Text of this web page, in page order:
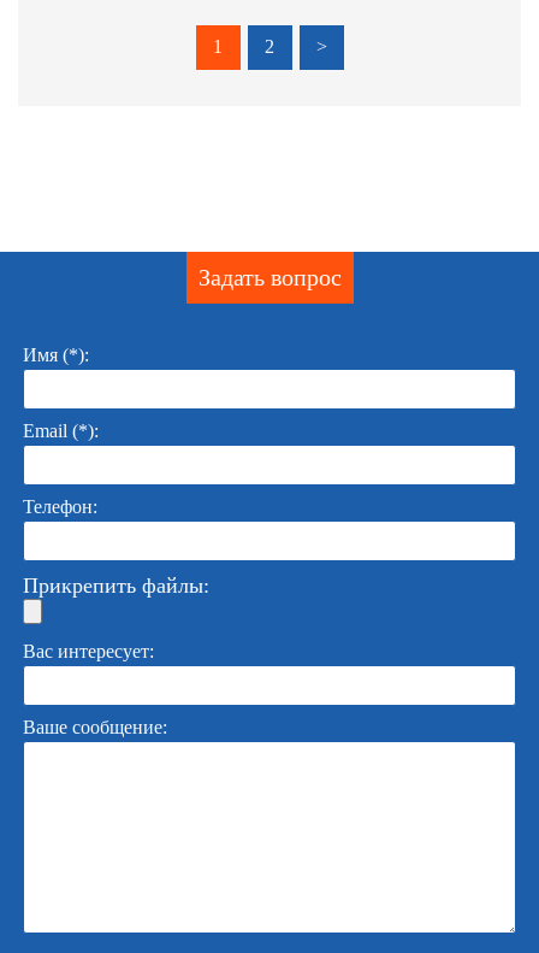
1 2 >
Задать вопрос
Имя (*):
Email (*):
Телефон:
Прикрепить файлы:
Вас интересует:
Ваше сообщение: